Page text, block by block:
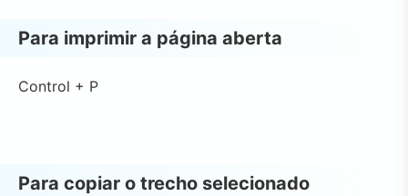
Para imprimir a página aberta
Control + P
Para copiar o trecho selecionado